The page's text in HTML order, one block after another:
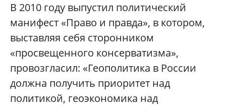
В 2010 году выпустил политический
манифест «Право и правда», в котором,
выставляя себя сторонником
«просвещенного консерватизма»,
провозгласил: «Геополитика в России
должна получить приоритет над
политикой, геоэкономика над